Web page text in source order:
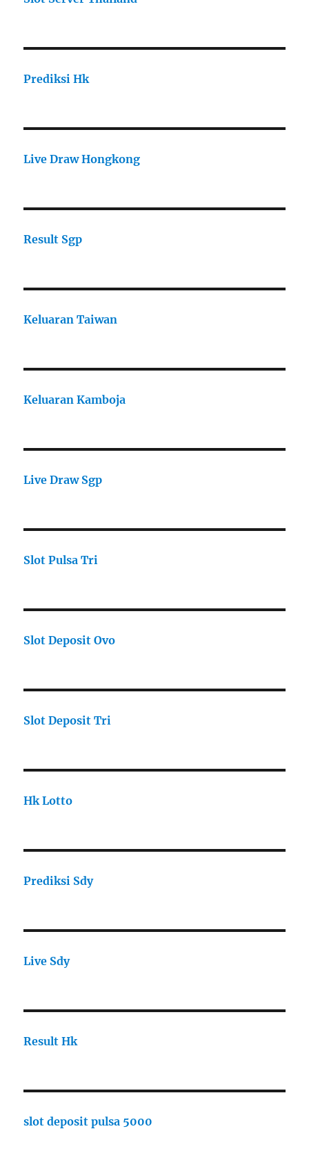
Prediksi Hk
Live Draw Hongkong
Result Sgp
Keluaran Taiwan
Keluaran Kamboja
Live Draw Sgp
Slot Pulsa Tri
Slot Deposit Ovo
Slot Deposit Tri
Hk Lotto
Prediksi Sdy
Live Sdy
Result Hk
slot deposit pulsa 5000